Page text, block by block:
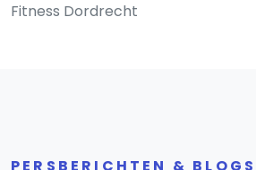
Fitness Dordrecht